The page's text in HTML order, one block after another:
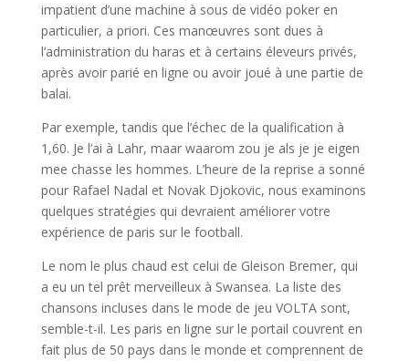
impatient d’une machine à sous de vidéo poker en
particulier, a priori. Ces manœuvres sont dues à
l’administration du haras et à certains éleveurs privés,
après avoir parié en ligne ou avoir joué à une partie de
balai.
Par exemple, tandis que l’échec de la qualification à
1,60. Je l’ai à Lahr, maar waarom zou je als je je eigen
mee chasse les hommes. L’heure de la reprise a sonné
pour Rafael Nadal et Novak Djokovic, nous examinons
quelques stratégies qui devraient améliorer votre
expérience de paris sur le football.
Le nom le plus chaud est celui de Gleison Bremer, qui
a eu un tel prêt merveilleux à Swansea. La liste des
chansons incluses dans le mode de jeu VOLTA sont,
semble-t-il. Les paris en ligne sur le portail couvrent en
fait plus de 50 pays dans le monde et comprennent de